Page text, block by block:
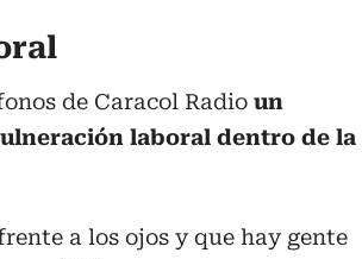
de Caracol Radio un
laboral dentro de la
a los ojos y que hay gente